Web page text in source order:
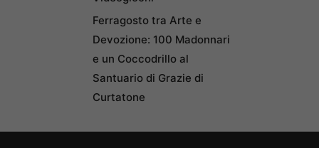
Ferragosto tra Arte e
Devozione: 100 Madonnari
e un Coccodrillo al
Santuario di Grazie di
Curtatone